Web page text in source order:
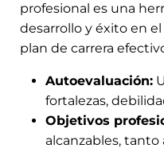
profesional es una
desarrollo y éxito en
plan de carrera
Autoevaluación:
fortalezas,
Objetivos
alcanzables, tanto